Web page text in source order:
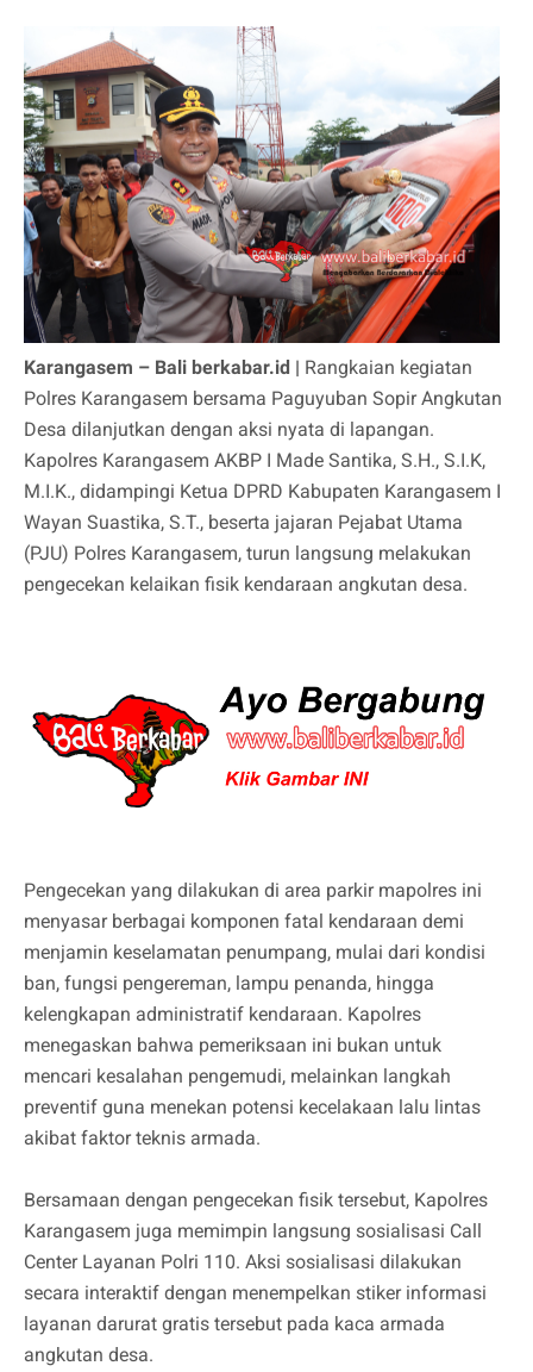
Karangasem – Bali berkabar.id | Rangkaian kegiatan
Polres Karangasem bersama Paguyuban Sopir Angkutan
Desa dilanjutkan dengan aksi nyata di lapangan.
Kapolres Karangasem AKBP I Made Santika, S.H., S.I.K,
M.I.K., didampingi Ketua DPRD Kabupaten Karangasem I
Wayan Suastika, S.T., beserta jajaran Pejabat Utama
(PJU) Polres Karangasem, turun langsung melakukan
pengecekan kelaikan fisik kendaraan angkutan desa.
Pengecekan yang dilakukan di area parkir mapolres ini
menyasar berbagai komponen fatal kendaraan demi
menjamin keselamatan penumpang, mulai dari kondisi
ban, fungsi pengereman, lampu penanda, hingga
kelengkapan administratif kendaraan. Kapolres
menegaskan bahwa pemeriksaan ini bukan untuk
mencari kesalahan pengemudi, melainkan langkah
preventif guna menekan potensi kecelakaan lalu lintas
akibat faktor teknis armada.
Bersamaan dengan pengecekan fisik tersebut, Kapolres
Karangasem juga memimpin langsung sosialisasi Call
Center Layanan Polri 110. Aksi sosialisasi dilakukan
secara interaktif dengan menempelkan stiker informasi
layanan darurat gratis tersebut pada kaca armada
angkutan desa.